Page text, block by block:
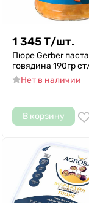
1 345Т/шт.
Пюре Gerber
говядина 190гр
Нет в наличии
В корзину